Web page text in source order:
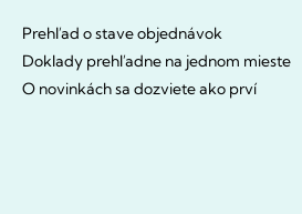
Prehľad o stave objednávok
Doklady prehľadne na jednom mieste
O novinkách sa dozviete ako prví